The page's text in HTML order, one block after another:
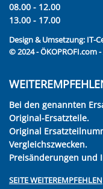
08.00 - 12.00
13.00 - 17.00
Design & Umsetzung: IT-
© 2024 - ÖKOPROFI.com
Bei den genannten
Original-Ersatzteile.
Original
Vergleichszwecken.
Preisänderungen und
SEITE WEITEREMPFEHLEN